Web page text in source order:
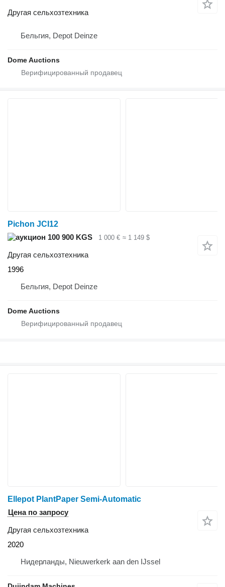
Другая сельхозтехника
Бельгия, Depot Deinze
Dome Auctions
Pichon JCI12
100 900 KGS
1 000 € ≈ 1 149 $
Другая сельхозтехника
1996
Бельгия, Depot Deinze
Dome Auctions
Ellepot PlantPaper Semi-Automatic
Цена по запросу
Другая сельхозтехника
2020
Нидерланды, Nieuwerkerk aan den IJssel